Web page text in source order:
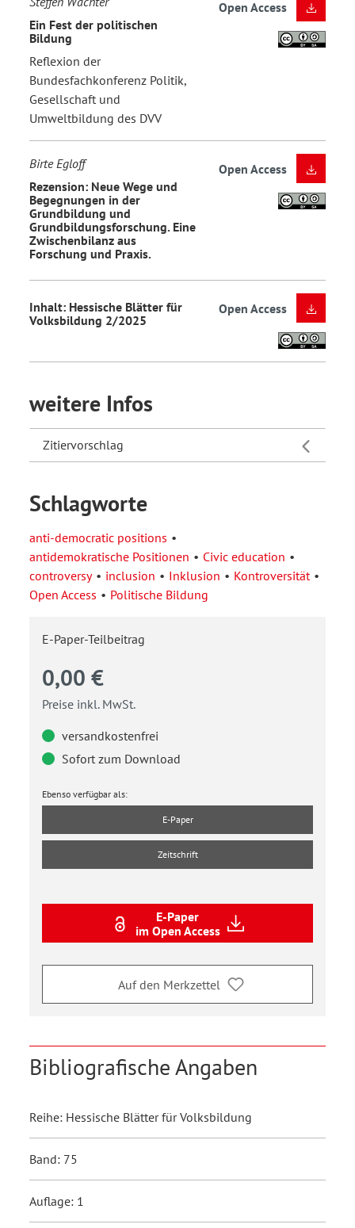
Ein Fest der politischen
Bildung
Reflexion der
Bundesfachkonferenz Politik,
Gesellschaft und
Umweltbildung des DVV
Open Access
Birte Egloff
Rezension: Neue Wege und
Begegnungen in der
Grundbildung und
Grundbildungsforschung. Eine
Zwischenbilanz aus
Forschung und Praxis.
Open Access
Inhalt: Hessische Blätter für
Volksbildung 2/2025
Open Access
weitere Infos
Zitiervorschlag
Schlagworte
anti-democratic positions
antidemokratische Positionen
Civic education
controversy
inclusion Inklusion
Kontroversität
Open Access
Politische Bildung
E-Paper-Teilbeitrag
0,00 €
Preise inkl. MwSt.
versandkostenfrei
Sofort zum Download
Ebenso verfügbar als:
E-Paper
Zeitschrift
E-Paper
im Open Access
Auf den Merkzettel
Bibliografische Angaben
Reihe: Hessische Blätter für Volksbildung
Band: 75
Auflage: 1